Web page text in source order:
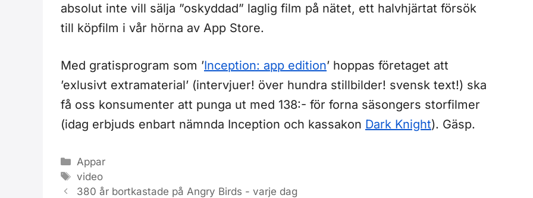
absolut inte vill sälja ”oskyddad” laglig film på nätet, ett halvhjärtat försök
till köpfilm i vår hörna av App Store.
Med gratisprogram som ’Inception: app edition’ hoppas företaget att
’exlusivt extramaterial’ (intervjuer! över hundra stillbilder! svensk text!) ska
få oss konsumenter att punga ut med 138:- för forna säsongers storfilmer
(idag erbjuds enbart nämnda Inception och kassakon Dark Knight). Gäsp.
Kategorier
Appar
Etiketter
video
380 år bortkastade på Angry Birds - varje dag